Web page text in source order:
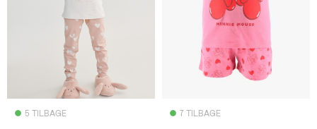
5 TILBAGE 7 TILBAGE